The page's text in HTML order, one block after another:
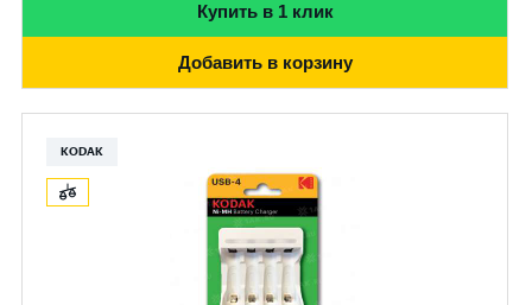
Купить в 1 клик
Добавить в корзину
KODAK